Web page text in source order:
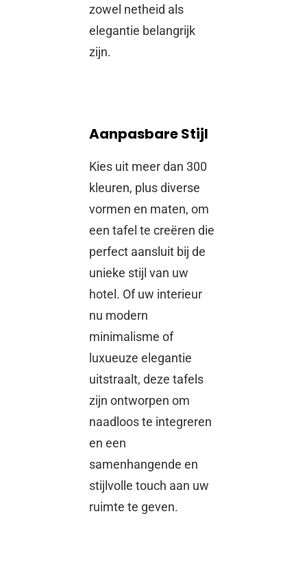
zowel netheid als
elegantie belangrijk
zijn.
Aanpasbare Stijl
Kies uit meer dan 300
kleuren, plus diverse
vormen en maten, om
een ​​tafel te creëren die
perfect aansluit bij de
unieke stijl van uw
hotel. Of uw interieur
nu modern
minimalisme of
luxueuze elegantie
uitstraalt, deze tafels
zijn ontworpen om
naadloos te integreren
en een
samenhangende en
stijlvolle touch aan uw
ruimte te geven.